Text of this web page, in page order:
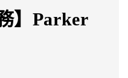
】Parker